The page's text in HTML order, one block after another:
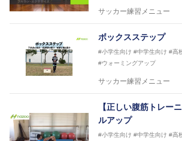
サッカー練習メニュー
ボックスステップ
#小学生向け #中学生向け #高
#ウォーミングアップ
サッカー練習メニュー
【正しい腹筋トレー
ルアップ
#小学生向け #中学生向け #高